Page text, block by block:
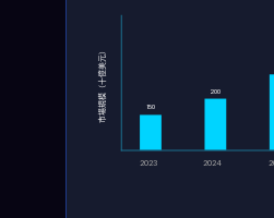
市場規模（十億美元）
2023 2024
150
200